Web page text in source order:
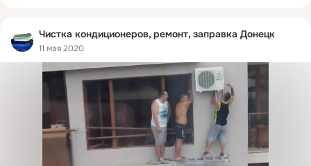
Чистка кондиционеров, ремонт, заправка Донецк
11 мая 2020